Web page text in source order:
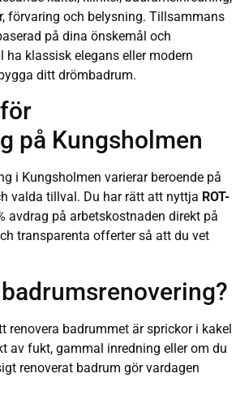
förvaring och belysning. Tillsammans
på dina önskemål och
klassisk elegans eller modern
ditt drömbadrum.
på Kungsholmen
i Kungsholmen varierar beroende på
valda tillval. Du har rätt att nyttja ROT-
avdrag på arbetskostnaden direkt på
transparenta offerter så att du vet
renovera badrummet är sprickor i kakel
av fukt, gammal inredning eller om du
renoverat badrum gör vardagen